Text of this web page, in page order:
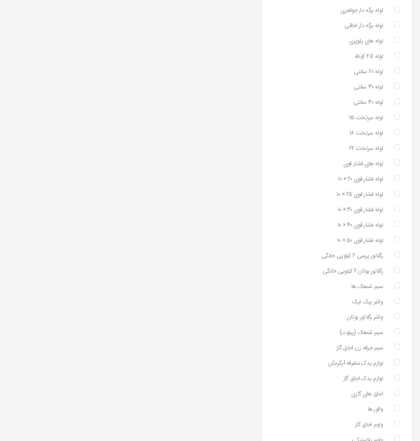
لوله برگه دار جواهری
لوله برگه دار اجاقی
لوله های پلوپزی
لوله 2.5 کوتاه
لوله 20 سانتی
لوله 30 سانتی
لوله 40 سانتی
لوله سرتخت 15
لوله سرتخت 18
لوله سرتخت 22
لوله های فشار قوی
لوله فشار قوی 20 × 10
لوله فشار قوی 25 × 10
لوله فشار قوی 30 × 10
لوله فشار قوی 40 × 10
لوله فشار قوی 50 × 10
رگلاتور پرسی 2 کیلویی خانگی
رگلاتور بوتان 2 کیلویی خانگی
سیم شمعک ها
واشر پیک نیک
واشر رگلاتور بوتان
سیم شمعک (پیلوت)
سیم جرقه زن اجاق گاز
لوازم یدک متفرقه آبگرمکن
لوازم یدک اجاق گاز
اجاق های گازی
والور ها
ولوم اجاق گاز